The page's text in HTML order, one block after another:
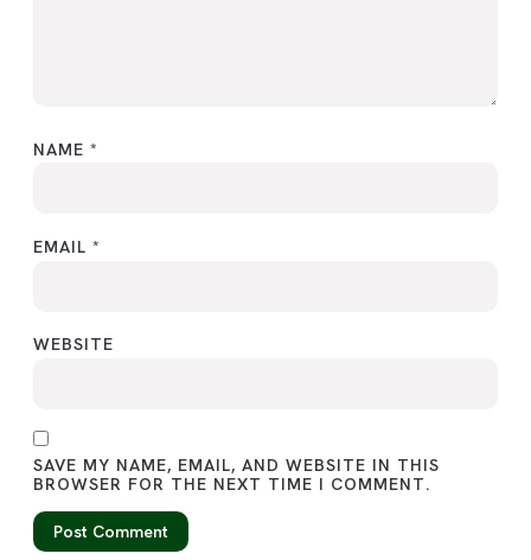
NAME *
EMAIL *
WEBSITE
SAVE MY NAME, EMAIL, AND WEBSITE IN THIS
BROWSER FOR THE NEXT TIME I COMMENT.